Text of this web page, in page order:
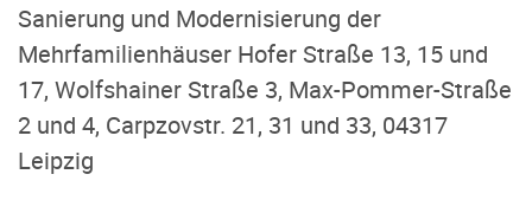
Sanierung und Modernisierung der
Mehrfamilienhäuser Hofer Straße 13, 15 und
17, Wolfshainer Straße 3, Max-Pommer-Straße
2 und 4, Carpzovstr. 21, 31 und 33, 04317
Leipzig